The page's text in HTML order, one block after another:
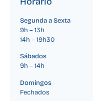
Segunda a Sexta
9h – 13h
14h – 19h30
Sábados
9h – 14h
Domingos
Fechados